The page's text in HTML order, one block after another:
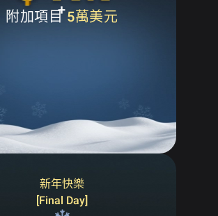
+
附加項目5萬美元
新年快樂
[Final Day]